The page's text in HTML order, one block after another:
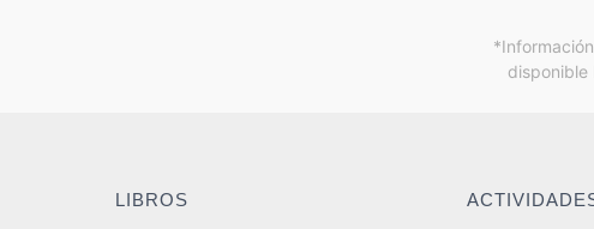
disponible
LIBROS